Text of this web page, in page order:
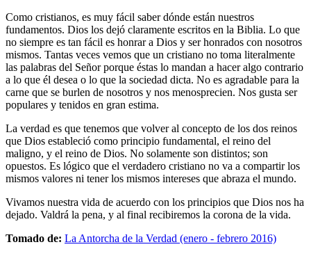
Como cristianos, es muy fácil saber dónde están nuestros
fundamentos. Dios los dejó claramente escritos en la Biblia. Lo que
no siempre es tan fácil es honrar a Dios y ser honrados con nosotros
mismos. Tantas veces vemos que un cristiano no toma literalmente
las palabras del Señor porque éstas lo mandan a hacer algo contrario
a lo que él desea o lo que la sociedad dicta. No es agradable para la
carne que se burlen de nosotros y nos menosprecien. Nos gusta ser
populares y tenidos en gran estima.
La verdad es que tenemos que volver al concepto de los dos reinos
que Dios estableció como principio fundamental, el reino del
maligno, y el reino de Dios. No solamente son distintos; son
opuestos. Es lógico que el verdadero cristiano no va a compartir los
mismos valores ni tener los mismos intereses que abraza el mundo.
Vivamos nuestra vida de acuerdo con los principios que Dios nos ha
dejado. Valdrá la pena, y al final recibiremos la corona de la vida.
Tomado de: La Antorcha de la Verdad (enero - febrero 2016)